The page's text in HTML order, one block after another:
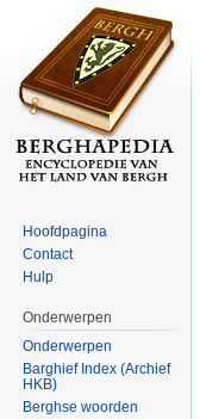
Hoofdpagina
Contact
Hulp
Onderwerpen
Onderwerpen
Barghief Index (Archief
HKB)
Berghse woorden